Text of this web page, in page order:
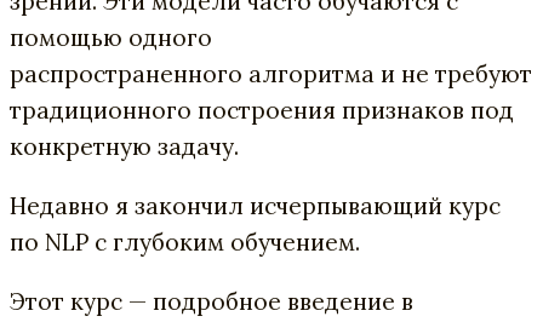
помощью одного
распространенного алгоритма и не требуют
традиционного построения признаков под
конкретную задачу.
Недавно я закончил исчерпывающий курс
по NLP с глубоким обучением.
Этот курс — подробное введение в